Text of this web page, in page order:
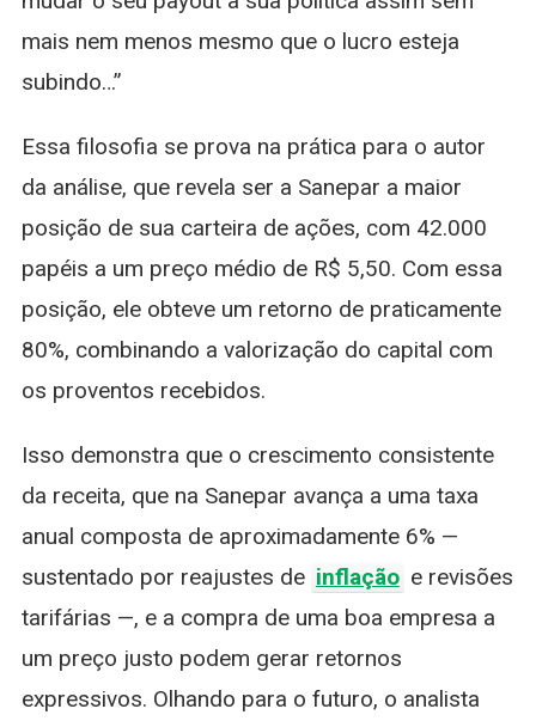
mais nem menos mesmo que o lucro esteja
subindo…”
Essa filosofia se prova na prática para o autor
da análise, que revela ser a Sanepar a maior
posição de sua carteira de ações, com 42.000
papéis a um preço médio de R$ 5,50. Com essa
posição, ele obteve um retorno de praticamente
80%, combinando a valorização do capital com
os proventos recebidos.
Isso demonstra que o crescimento consistente
da receita, que na Sanepar avança a uma taxa
anual composta de aproximadamente 6% —
sustentado por reajustes de inflação e revisões
tarifárias —, e a compra de uma boa empresa a
um preço justo podem gerar retornos
expressivos. Olhando para o futuro, o analista